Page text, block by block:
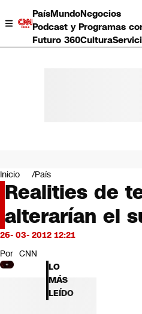
PaísMundoNegocios
Podcast y Programas
Futuro 360Cultura
Negocios
Deportes
Programas completos
Cultura
Servicios
Bits
CNN Data
CNN tiempo
Futuro 360
Inicio País
Realities de
alterarían el
26- 03- 2012 12:21
Por CNN
LO
MÁS
LEÍDO